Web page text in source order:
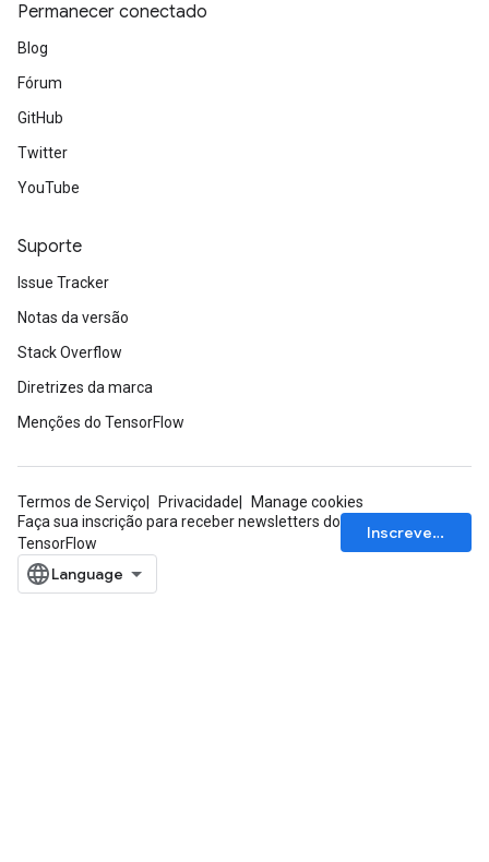
Permanecer conectado
Blog
Fórum
GitHub
Twitter
YouTube
Suporte
Issue Tracker
Notas da versão
Stack Overflow
Diretrizes da marca
Menções do TensorFlow
Termos de Serviço Privacidade
Manage cookies
Faça sua inscrição para receber newsletters do
TensorFlow
Inscrever-se